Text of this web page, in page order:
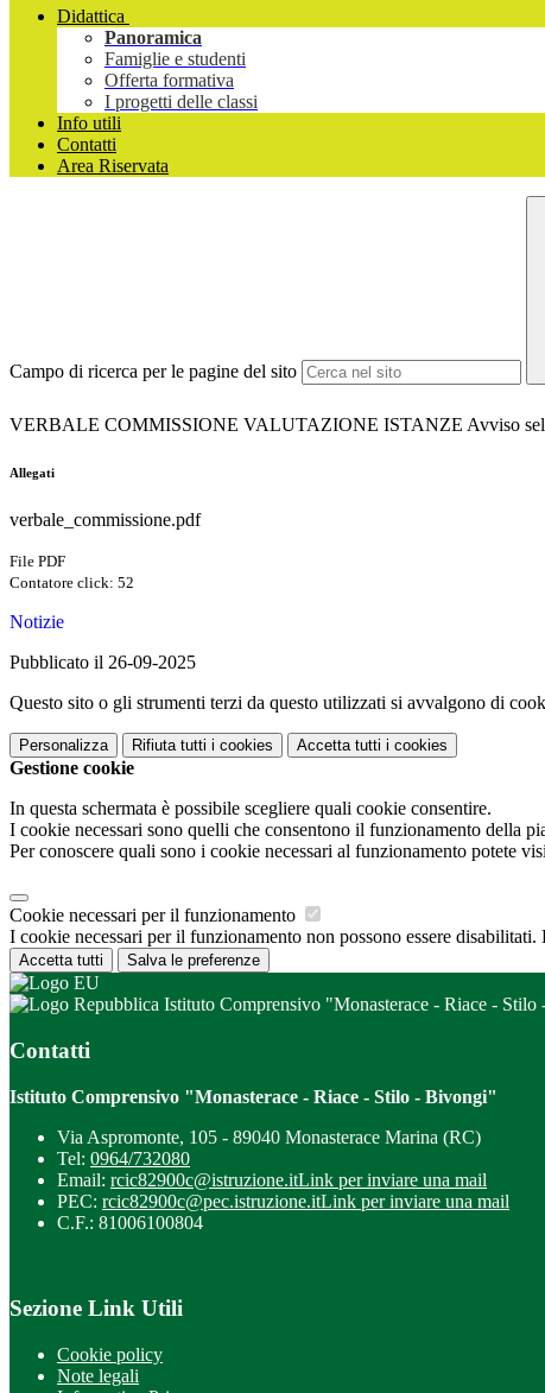
Didattica
Panoramica
Famiglie e studenti
Offerta formativa
I progetti delle classi
Info utili
Contatti
Area Riservata
Campo di ricerca per le pagine del sito
VERBALE COMMISSIONE VALUTAZIONE ISTANZE Avviso
Allegati
verbale_commissione.pdf
File PDF
Contatore click: 52
Notizie
Pubblicato il 26-09-2025
Questo sito o gli strumenti terzi da questo utilizzati si avvalgono di
Personalizza Rifiuta tutti i cookies Accetta tutti i cookies
Gestione cookie
In questa schermata è possibile scegliere quali cookie consentire.
I cookie necessari sono quelli che consentono il funzionamento della
Per conoscere quali sono i cookie necessari al funzionamento potete
Cookie necessari per il funzionamento
I cookie necessari per il funzionamento non possono essere
Accetta tutti Salva le preferenze
Istituto Comprensivo "Monasterace - Riace -
Contatti
Istituto Comprensivo "Monasterace - Riace - Stilo - Bivongi"
Via Aspromonte, 105 - 89040 Monasterace Marina (RC)
Tel: 0964/732080
Email: rcic82900c@istruzione.itLink per inviare una mail
PEC: rcic82900c@pec.istruzione.itLink per inviare una mail
C.F.: 81006100804
Sezione Link Utili
Cookie policy
Note legali